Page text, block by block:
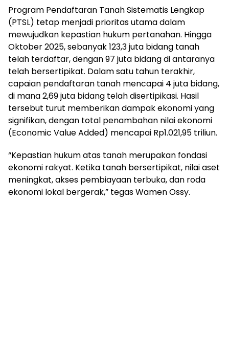
Program Pendaftaran Tanah Sistematis Lengkap
(PTSL) tetap menjadi prioritas utama dalam
mewujudkan kepastian hukum pertanahan. Hingga
Oktober 2025, sebanyak 123,3 juta bidang tanah
telah terdaftar, dengan 97 juta bidang di antaranya
telah bersertipikat. Dalam satu tahun terakhir,
capaian pendaftaran tanah mencapai 4 juta bidang,
di mana 2,69 juta bidang telah disertipikasi. Hasil
tersebut turut memberikan dampak ekonomi yang
signifikan, dengan total penambahan nilai ekonomi
(Economic Value Added) mencapai Rp1.021,95 triliun.
“Kepastian hukum atas tanah merupakan fondasi
ekonomi rakyat. Ketika tanah bersertipikat, nilai aset
meningkat, akses pembiayaan terbuka, dan roda
ekonomi lokal bergerak,” tegas Wamen Ossy.